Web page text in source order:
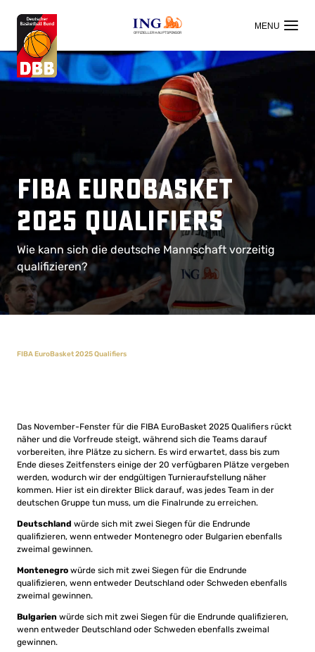
OFFIZIELLER HAUPTSPONSOR
FIBA EuroBasket
2025 Qualifiers
Wie kann sich die deutsche Mannschaft vorzeitig
qualifizieren?
FIBA EuroBasket 2025 Qualifiers
Das November-Fenster für die FIBA EuroBasket 2025 Qualifiers rückt
näher und die Vorfreude steigt, während sich die Teams darauf
vorbereiten, ihre Plätze zu sichern. Es wird erwartet, dass bis zum
Ende dieses Zeitfensters einige der 20 verfügbaren Plätze vergeben
werden, wodurch wir der endgültigen Turnieraufstellung näher
kommen. Hier ist ein direkter Blick darauf, was jedes Team in der
deutschen Gruppe tun muss, um die Finalrunde zu erreichen.
Deutschland würde sich mit zwei Siegen für die Endrunde
qualifizieren, wenn entweder Montenegro oder Bulgarien ebenfalls
zweimal gewinnen.
Montenegro würde sich mit zwei Siegen für die Endrunde
qualifizieren, wenn entweder Deutschland oder Schweden ebenfalls
zweimal gewinnen.
Bulgarien würde sich mit zwei Siegen für die Endrunde qualifizieren,
wenn entweder Deutschland oder Schweden ebenfalls zweimal
gewinnen.